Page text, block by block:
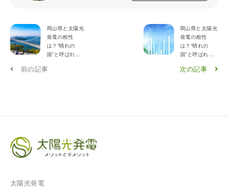
岡山県と太陽光
発電の相性
は？“晴れの
国”と呼ばれる
前の記事
岡山県と太陽光
発電の相性
は？“晴れの
国”と呼ばれる
次の記事
太陽光発電